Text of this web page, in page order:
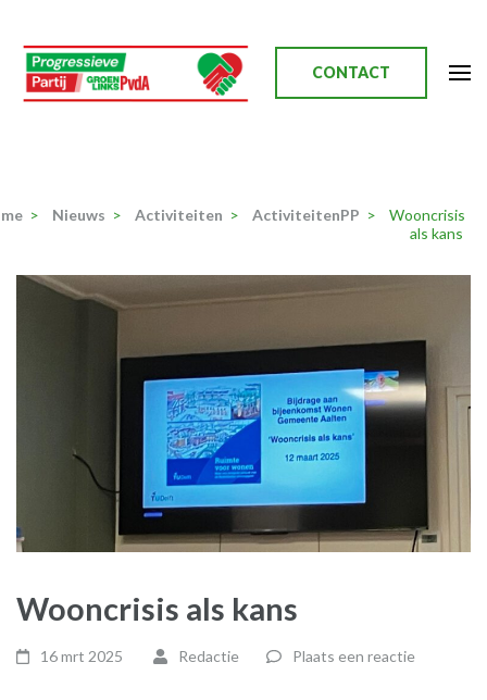
naar
inhoud
(Druk
CONTACT
> Nieuws > Activiteiten > ActiviteitenPP >
Wooncrisis
als kans
Wooncrisis als kans
16 mrt 2025 Redactie Plaats een reactie